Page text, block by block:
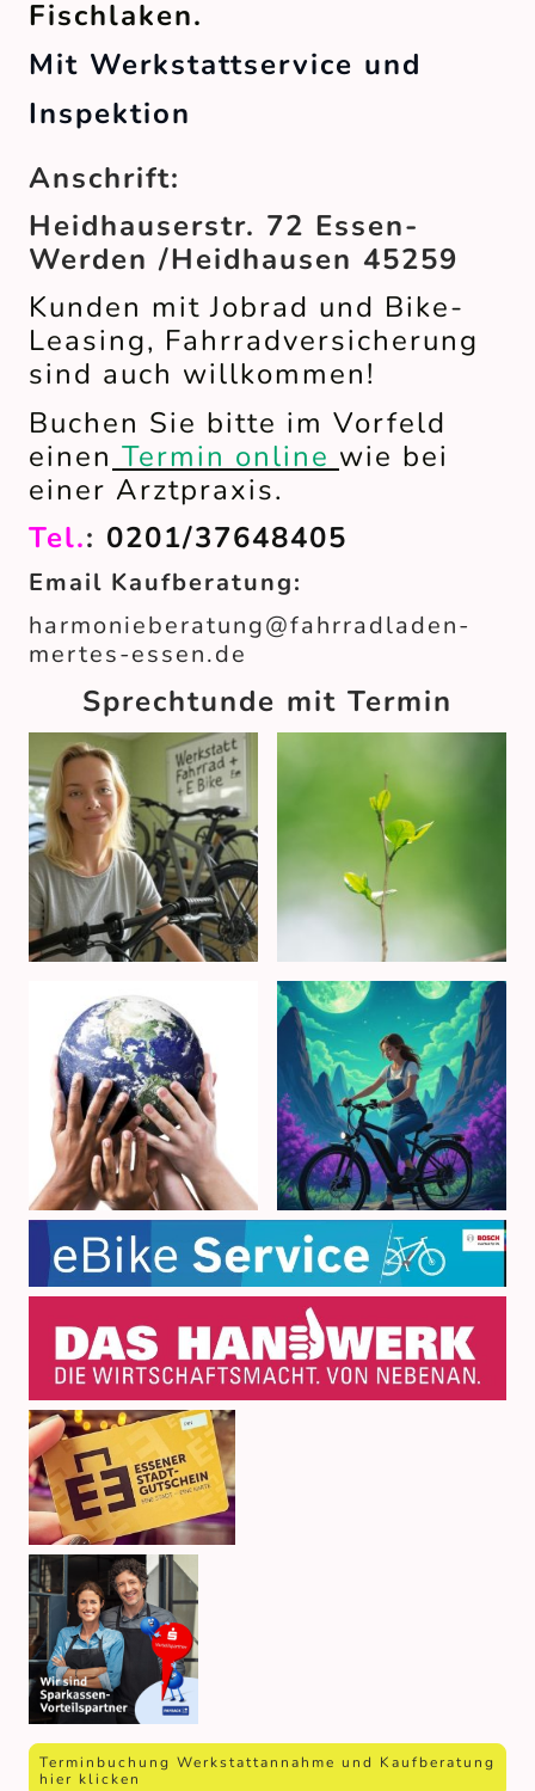
Fischlaken.
Mit Werkstattservice und
Inspektion
Anschrift:
Heidhauserstr. 72 Essen-
Werden /Heidhausen 45259
Kunden mit Jobrad und Bike-
Leasing, Fahrradversicherung
sind auch willkommen!
Buchen Sie bitte im Vorfeld
einen Termin online wie bei
einer Arztpraxis.
Tel.: 0201/37648405
Email Kaufberatung:
harmonieberatung@fahrradladen-
mertes-essen.de
Sprechtunde mit Termin
Terminbuchung Werkstattannahme und Kaufberatung
hier klicken